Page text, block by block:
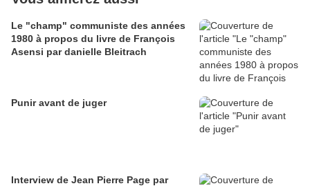
Le "champ" communiste des années
1980 à propos du livre de François
Asensi par danielle Bleitrach
Punir avant de juger
Interview de Jean Pierre Page par